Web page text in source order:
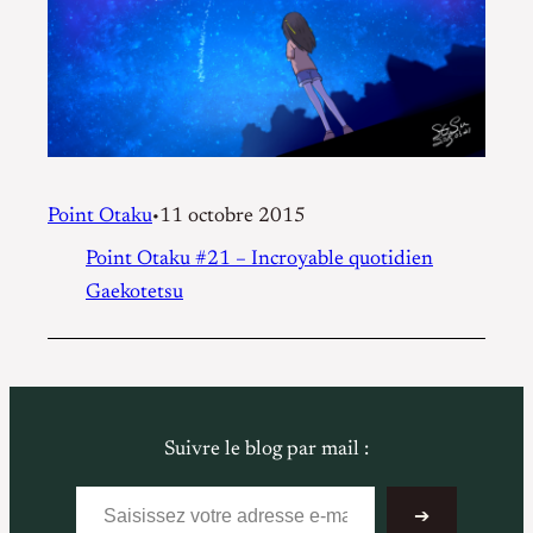
Point Otaku•11 octobre 2015
Point Otaku #21 – Incroyable quotidien
Gaekotetsu
Suivre le blog par mail :
Saisissez votre adresse e-mail…
➔